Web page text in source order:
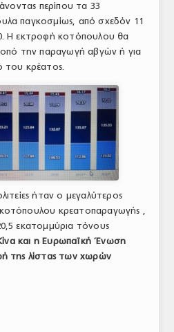
περίπου τα 33
παγκοσμίως, από σχεδόν 11
Η εκτροφή κοτόπουλου θα
την παραγωγή αβγών ή για
του κρέατος.
ήταν ο μεγαλύτερος
κρεατοπαραγωγής ,
εκατομμύρια τόνους
και η Ευρωπαϊκή Ένωση
της λίστας των χωρών